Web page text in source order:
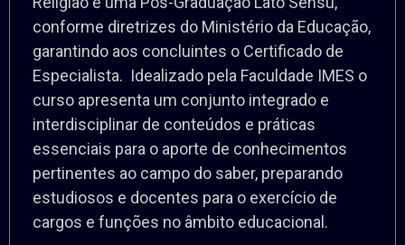
conforme diretrizes do Ministério da Educação,
garantindo aos concluintes o Certificado de
Especialista. Idealizado pela Faculdade IMES o
curso apresenta um conjunto integrado e
interdisciplinar de conteúdos e práticas
essenciais para o aporte de conhecimentos
pertinentes ao campo do saber, preparando
estudiosos e docentes para o exercício de
cargos e funções no âmbito educacional.